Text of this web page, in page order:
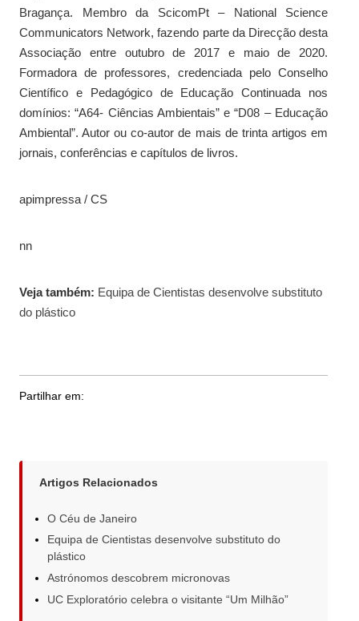
Bragança. Membro da ScicomPt – National Science
Communicators Network, fazendo parte da Direcção desta
Associação entre outubro de 2017 e maio de 2020.
Formadora de professores, credenciada pelo Conselho
Científico e Pedagógico de Educação Continuada nos
domínios: “A64- Ciências Ambientais” e “D08 – Educação
Ambiental”. Autor ou co-autor de mais de trinta artigos em
jornais, conferências e capítulos de livros.
apimpressa / CS
nn
Veja também: Equipa de Cientistas desenvolve substituto
do plástico
Partilhar em:
Artigos Relacionados
O Céu de Janeiro
Equipa de Cientistas desenvolve substituto do
plástico
Astrónomos descobrem micronovas
UC Exploratório celebra o visitante “Um Milhão”